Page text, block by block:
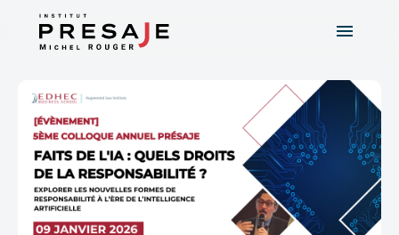
menu
search
Recherche avancée